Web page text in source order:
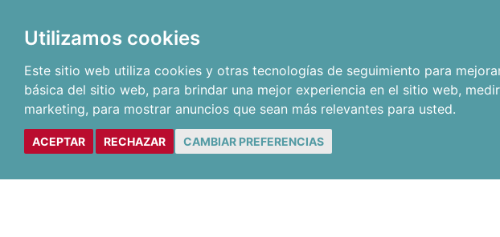
Utilizamos cookies
Este sitio web utiliza cookies y otras tecnologías de seguimiento para
básica del sitio web, para brindar una mejor experiencia en el sitio web,
marketing, para mostrar anuncios que sean más relevantes para usted.
ACEPTAR RECHAZAR CAMBIAR PREFERENCIAS